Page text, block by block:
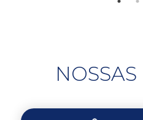
NOSSAS